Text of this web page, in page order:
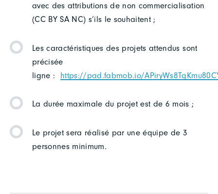
avec des attributions de non commercialisation
(CC BY SA NC) s’ils le souhaitent ;
Les caractéristiques des projets attendus sont
précisée
ligne : https://pad.fabmob.io/
La durée maximale du projet est de 6 mois ;
Le projet sera réalisé par une équipe de 3
personnes minimum.